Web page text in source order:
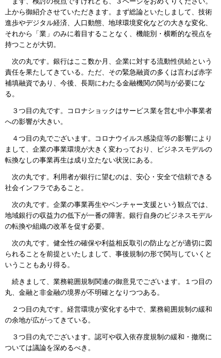
上から御紹介させていただきます。まず総論といたしまして、技術
進歩やデジタル経済、人口動態、地球環境変化などの大きな変化、
それから「業」のみに着目することなく、機能別・横断的な視点を
持つことが大切。
次の丸です。銀行はここ数か月、企業に対する流動性供給という
責任を果たしてきている。ただ、その緊急融資の多くは言わば赤字
補填融資であり、今後、長期にわたる金融機関の関与が必要にな
る。
３つ目の丸です。コロナショックはサービス業を営む中小事業者
への影響が大きい。
４つ目の丸でございます。コロナウイルス感染症等の影響により
まして、企業の事業環境が大きく変わっており、ビジネスモデルの
転換なしの事業再生は成り立たない状況にある。
次の丸です。利用者が銀行に望むのは、安心・安全で信頼できる
社会インフラであること。
次の丸です。企業の事業再生やベンチャー支援という観点では、
地域銀行の収益力の低下が一番の障害。銀行自身のビジネスモデル
の転換や組織の改革を促す必要。
次の丸です。健全性の確保や利益相反取引の防止などが適切に図
られることを前提といたしまして、事後規制の形で関与していくと
いうこともあり得る。
続きまして、業務範囲規制関連の御意見でございます。１つ目の
丸、金融と非金融の境界が不明確となりつつある。
２つ目の丸です。経営環境が変化する中で、業務範囲規制の緩和
の余地が広がってきている。
３つ目の丸でございます。認可や収入依存度規制の緩和・撤廃に
ついては議論を深めるべき。